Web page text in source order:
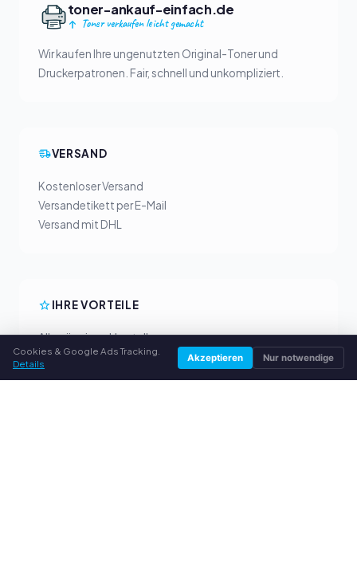
toner-ankauf-einfach.de
Toner verkaufen leicht gemacht
Wir kaufen Ihre ungenutzten Original-Toner und
Druckerpatronen. Fair, schnell und unkompliziert.
VERSAND
Kostenloser Versand
Versandetikett per E-Mail
Versand mit DHL
IHRE VORTEILE
Alle gängigen Hersteller
Faire Ankaufpreise
Cookies & Google Ads Tracking.
Details
Akzeptieren Nur notwendige